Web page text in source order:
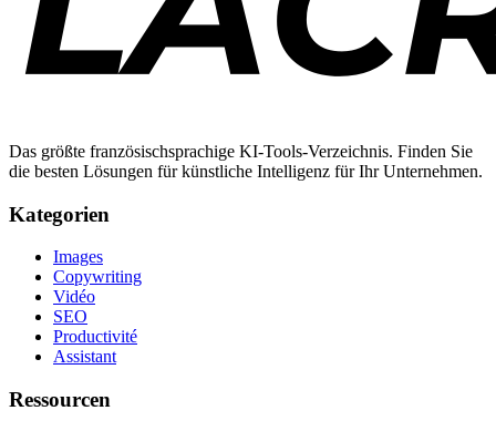
Das größte französischsprachige KI-Tools-Verzeichnis. Finden Sie
die besten Lösungen für künstliche Intelligenz für Ihr Unternehmen.
Kategorien
Images
Copywriting
Vidéo
SEO
Productivité
Assistant
Ressourcen